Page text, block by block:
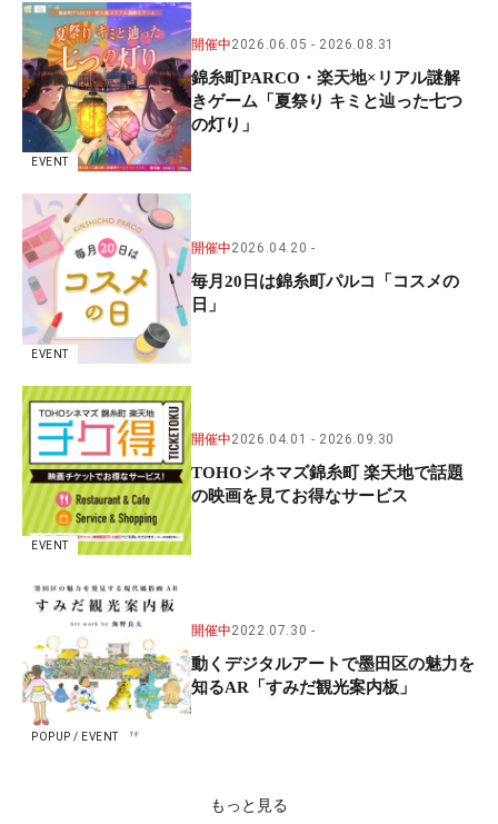
EVENT
開催中2026.06.05 2026.08.31
錦糸町PARCO・楽天地×リアル謎解
きゲーム「夏祭り キミと辿った七つ
の灯り」
EVENT
開催中2026.04.20
毎月20日は錦糸町パルコ「コスメの
日」
EVENT
開催中2026.04.01 2026.09.30
TOHOシネマズ錦糸町 楽天地で話題
の映画を見てお得なサービス
POPUP / EVENT
開催中2022.07.30
動くデジタルアートで墨田区の魅力を
知るAR「すみだ観光案内板」
もっと見る